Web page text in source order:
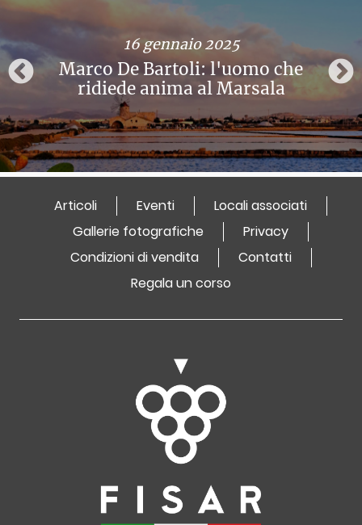
16 gennaio 2025
Marco De Bartoli: l'uomo che
ridiede anima al Marsala
Articoli Eventi
Locali associati
Gallerie fotografiche
Privacy
Condizioni di vendita
Contatti
Regala un corso